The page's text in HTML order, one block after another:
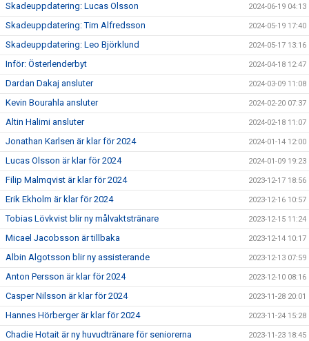
Skadeuppdatering: Lucas Olsson 2024-06-19 04:13
Skadeuppdatering: Tim Alfredsson 2024-05-19 17:40
Skadeuppdatering: Leo Björklund 2024-05-17 13:16
Inför: Österlenderbyt 2024-04-18 12:47
Dardan Dakaj ansluter 2024-03-09 11:08
Kevin Bourahla ansluter 2024-02-20 07:37
Altin Halimi ansluter 2024-02-18 11:07
Jonathan Karlsen är klar för 2024 2024-01-14 12:00
Lucas Olsson är klar för 2024 2024-01-09 19:23
Filip Malmqvist är klar för 2024 2023-12-17 18:56
Erik Ekholm är klar för 2024 2023-12-16 10:57
Tobias Lövkvist blir ny målvaktstränare 2023-12-15 11:24
Micael Jacobsson är tillbaka 2023-12-14 10:17
Albin Algotsson blir ny assisterande 2023-12-13 07:59
Anton Persson är klar för 2024 2023-12-10 08:16
Casper Nilsson är klar för 2024 2023-11-28 20:01
Hannes Hörberger är klar för 2024 2023-11-24 15:28
Chadie Hotait är ny huvudtränare för seniorerna 2023-11-23 18:45